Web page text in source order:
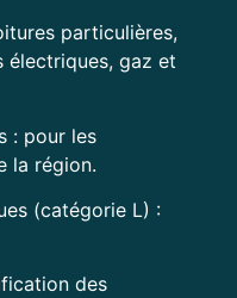
particulières,
électriques, gaz et
: pour les
la région.
(catégorie L) :
des